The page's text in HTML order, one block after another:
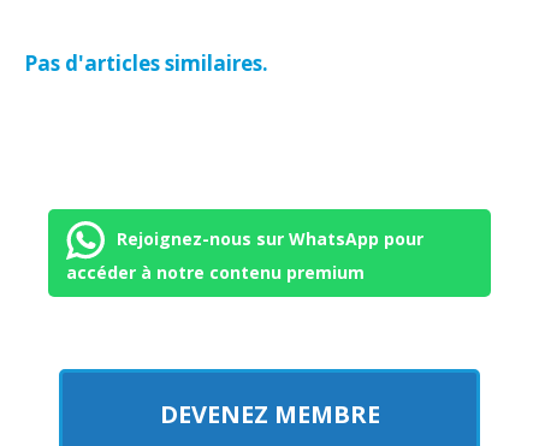
Pas d'articles similaires.
Rejoignez-nous sur WhatsApp pour
accéder à notre contenu premium
DEVENEZ MEMBRE